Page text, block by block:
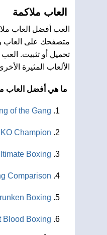
العاب ملاكمة
العب أفضل العاب
متصفحك على العاب
تحميل أو تثبيت.
الألعاب المثيرة
ما هي أفضل العاب
of the Gang
Champion
Boxing
Comparison
Boxing
Blood Boxing